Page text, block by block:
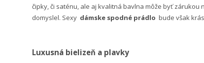
čipky, či saténu, ale aj kvalitná bavlna môže byť
domyslel. Sexy dámske spodné prádlo bude však
Luxusná bielizeň a plavky